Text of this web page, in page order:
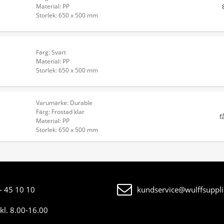
Material: PP
Storlek: 650 x 500 mm
Färg: Svart
Material: PP
Storlek: 650 x 500 mm
Varumärke: Durable
Färg: Frostad klar
Material: PP
Storlek: 650 x 500 mm
45 10 10
8.00-16.00